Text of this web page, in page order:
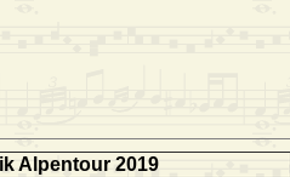
Alpentour 2019